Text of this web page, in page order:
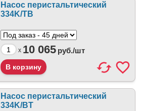
Насос перистальтический
334K/TB
x 10 065 руб./шт
Насос перистальтический
334K/BT